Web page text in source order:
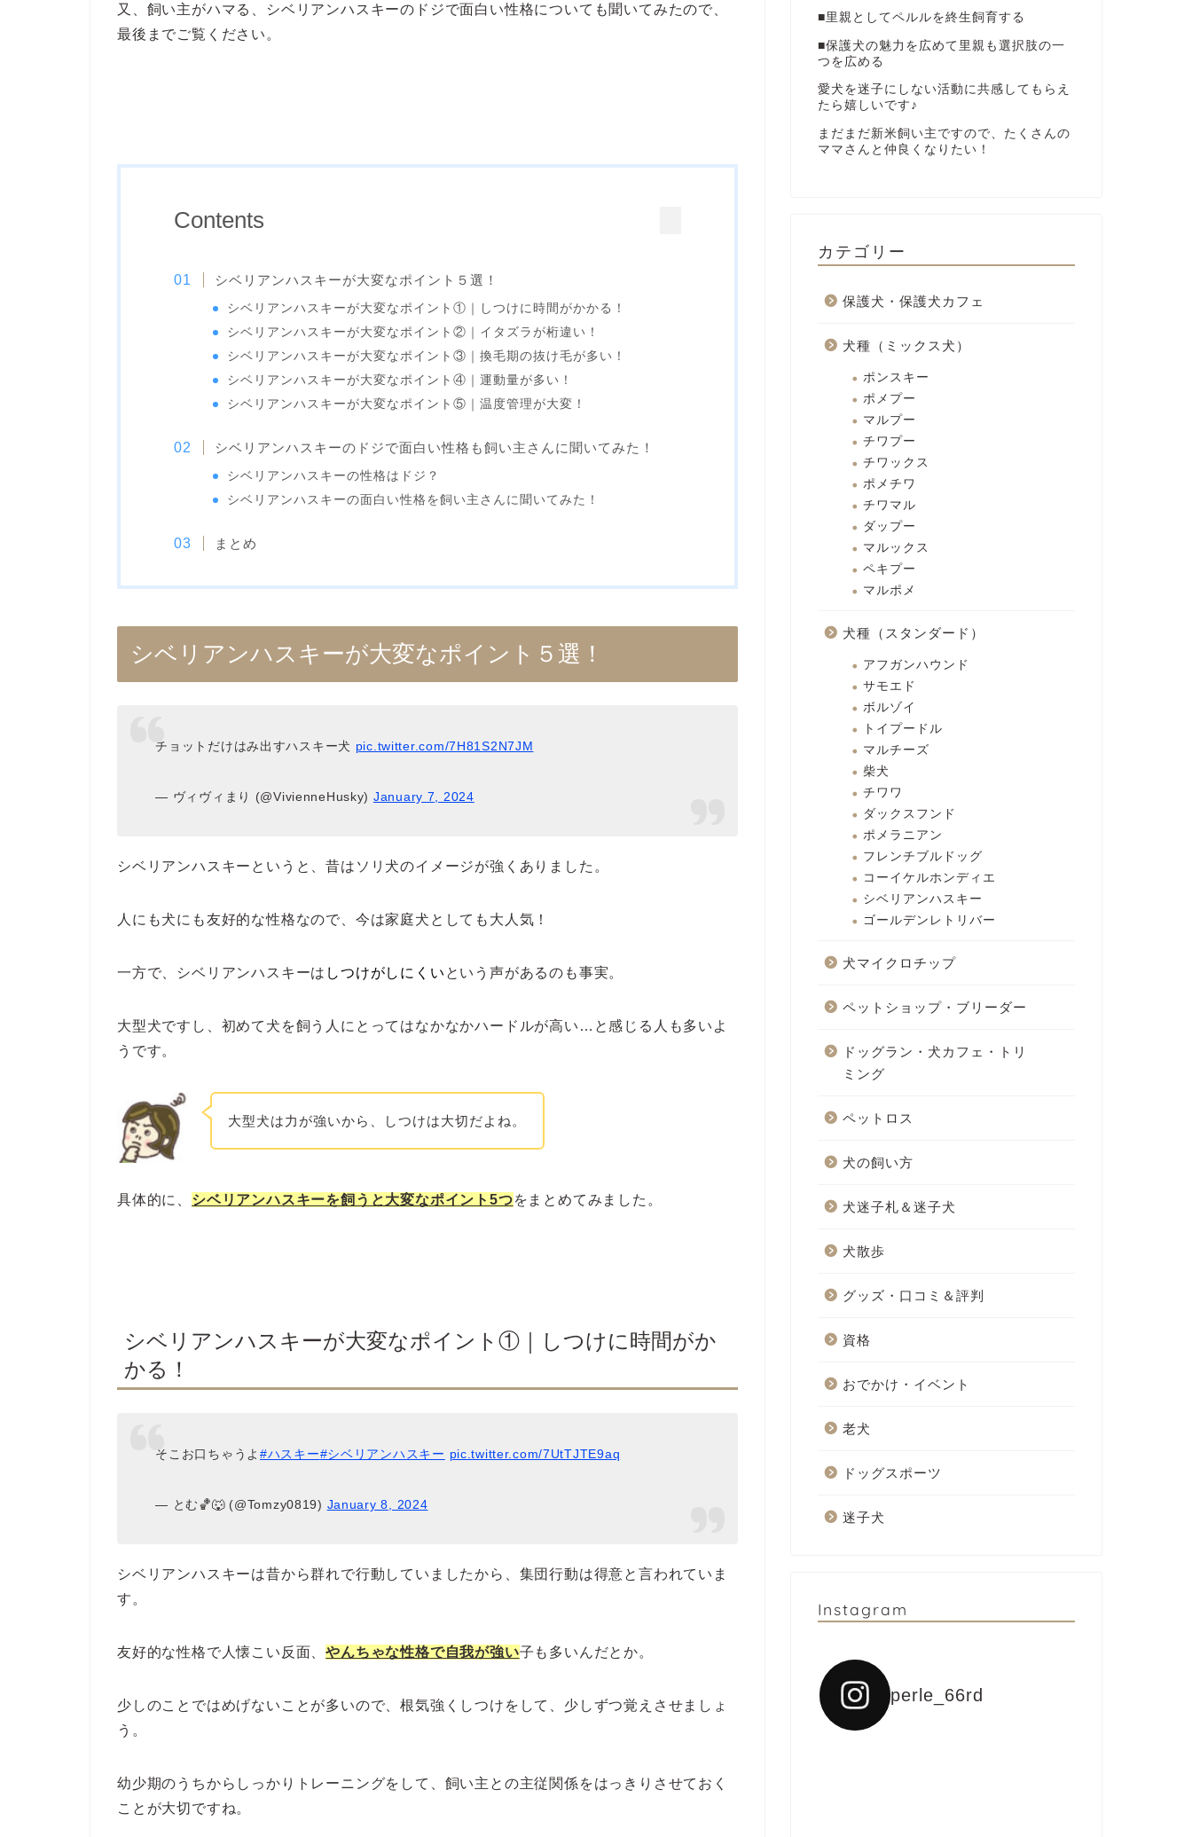
又、飼い主がハマる、シベリアンハスキーのドジで面白い性格についても聞いてみたので、
最後までご覧ください。
Contents
シベリアンハスキーが大変なポイント５選！
シベリアンハスキーが大変なポイント①｜しつけに時間がかかる！
シベリアンハスキーが大変なポイント②｜イタズラが桁違い！
シベリアンハスキーが大変なポイント③｜換毛期の抜け毛が多い！
シベリアンハスキーが大変なポイント④｜運動量が多い！
シベリアンハスキーが大変なポイント⑤｜温度管理が大変！
シベリアンハスキーのドジで面白い性格も飼い主さんに聞いてみた！
シベリアンハスキーの性格はドジ？
シベリアンハスキーの面白い性格を飼い主さんに聞いてみた！
まとめ
シベリアンハスキーが大変なポイント５選！
チョットだけはみ出すハスキー犬 pic.twitter.com/7H81S2N7JM
— ヴィヴィまり (@VivienneHusky) January 7, 2024
シベリアンハスキーというと、昔はソリ犬のイメージが強くありました。
人にも犬にも友好的な性格なので、今は家庭犬としても大人気！
一方で、シベリアンハスキーは しつけがしにくい という声があるのも事実。
大型犬ですし、初めて犬を飼う人にとってはなかなかハードルが高い…と感じる人も多いよ
うです。
大型犬は力が強いから、しつけは大切だよね。
具体的に、 シベリアンハスキーを飼うと大変なポイント5つをまとめてみました。
シベリアンハスキーが大変なポイント①｜しつけに時間がか
かる！
そこお口ちゃうよ #ハスキー#シベリアンハスキー pic.twitter.com/7UtTJTE9aq
— とむ🏀🐺 (@Tomzy0819) January 8, 2024
シベリアンハスキーは昔から群れで行動していましたから、集団行動は得意と言われていま
す。
友好的な性格で人懐こい反面、やんちゃな性格で自我が強い子も多いんだとか。
少しのことではめげないことが多いので、根気強くしつけをして、少しずつ覚えさせましょ
う。
幼少期のうちからしっかりトレーニングをして、飼い主との主従関係をはっきりさせておく
ことが大切ですね。
■里親としてペルルを終生飼育する
■保護犬の魅力を広めて里親も選択肢の一
つを広める
愛犬を迷子にしない活動に共感してもらえ
たら嬉しいです♪
まだまだ新米飼い主ですので、たくさんの
ママさんと仲良くなりたい！
カテゴリー
保護犬・保護犬カフェ
犬種（ミックス犬）
ポンスキー
ポメプー
マルプー
チワプー
チワックス
ポメチワ
チワマル
ダップー
マルックス
ペキプー
マルポメ
犬種（スタンダード）
アフガンハウンド
サモエド
ボルゾイ
トイプードル
マルチーズ
柴犬
チワワ
ダックスフンド
ポメラニアン
フレンチブルドッグ
コーイケルホンディエ
シベリアンハスキー
ゴールデンレトリバー
犬マイクロチップ
ペットショップ・ブリーダー
ドッグラン・犬カフェ・トリ
ミング
ペットロス
犬の飼い方
犬迷子札＆迷子犬
犬散歩
グッズ・口コミ＆評判
資格
おでかけ・イベント
老犬
ドッグスポーツ
迷子犬
Instagram
perle_66rd